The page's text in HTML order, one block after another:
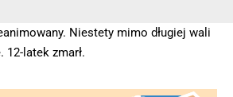
Niestety mimo długiej wali
12-latek zmarł.